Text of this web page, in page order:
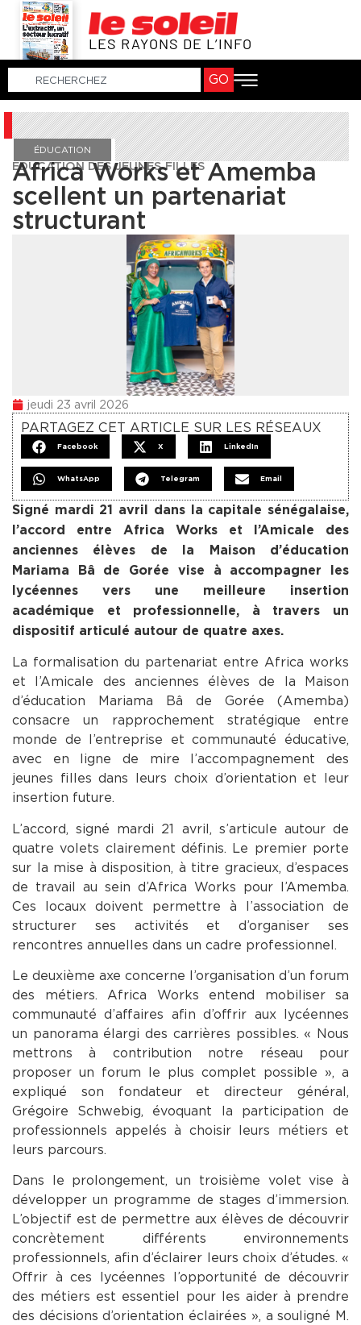
LES RAYONS DE L’INFO
GO
ÉDUCATION
ÉDUCATION DES JEUNES FILLES
Africa Works et Amemba
scellent un partenariat
structurant
jeudi 23 avril 2026
PARTAGEZ CET ARTICLE SUR LES RÉSEAUX
Facebook X LinkedIn
WhatsApp Telegram Email
Signé mardi 21 avril dans la capitale sénégalaise,
l’accord entre Africa Works et l’Amicale des
anciennes élèves de la Maison d’éducation
Mariama Bâ de Gorée vise à accompagner les
lycéennes vers une meilleure insertion
académique et professionnelle, à travers un
dispositif articulé autour de quatre axes.
La formalisation du partenariat entre Africa works
et l’Amicale des anciennes élèves de la Maison
d’éducation Mariama Bâ de Gorée (Amemba)
consacre un rapprochement stratégique entre
monde de l’entreprise et communauté éducative,
avec en ligne de mire l’accompagnement des
jeunes filles dans leurs choix d’orientation et leur
insertion future.
L’accord, signé mardi 21 avril, s’articule autour de
quatre volets clairement définis. Le premier porte
sur la mise à disposition, à titre gracieux, d’espaces
de travail au sein d’Africa Works pour l’Amemba.
Ces locaux doivent permettre à l’association de
structurer ses activités et d’organiser ses
rencontres annuelles dans un cadre professionnel.
Le deuxième axe concerne l’organisation d’un forum
des métiers. Africa Works entend mobiliser sa
communauté d’affaires afin d’offrir aux lycéennes
un panorama élargi des carrières possibles. « Nous
mettrons à contribution notre réseau pour
proposer un forum le plus complet possible », a
expliqué son fondateur et directeur général,
Grégoire Schwebig, évoquant la participation de
professionnels appelés à choisir leurs métiers et
leurs parcours.
Dans le prolongement, un troisième volet vise à
développer un programme de stages d’immersion.
L’objectif est de permettre aux élèves de découvrir
concrètement différents environnements
professionnels, afin d’éclairer leurs choix d’études. «
Offrir à ces lycéennes l’opportunité de découvrir
des métiers est essentiel pour les aider à prendre
des décisions d’orientation éclairées », a souligné M.